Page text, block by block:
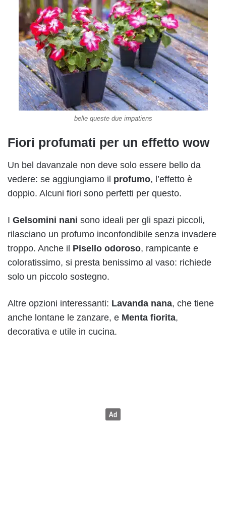
belle queste due impatiens
Fiori profumati per un effetto wow
Un bel davanzale non deve solo essere bello da
vedere: se aggiungiamo il profumo, l’effetto è
doppio. Alcuni fiori sono perfetti per questo.
I Gelsomini nani sono ideali per gli spazi piccoli,
rilasciano un profumo inconfondibile senza invadere
troppo. Anche il Pisello odoroso, rampicante e
coloratissimo, si presta benissimo al vaso: richiede
solo un piccolo sostegno.
Altre opzioni interessanti: Lavanda nana, che tiene
anche lontane le zanzare, e Menta fiorita,
decorativa e utile in cucina.